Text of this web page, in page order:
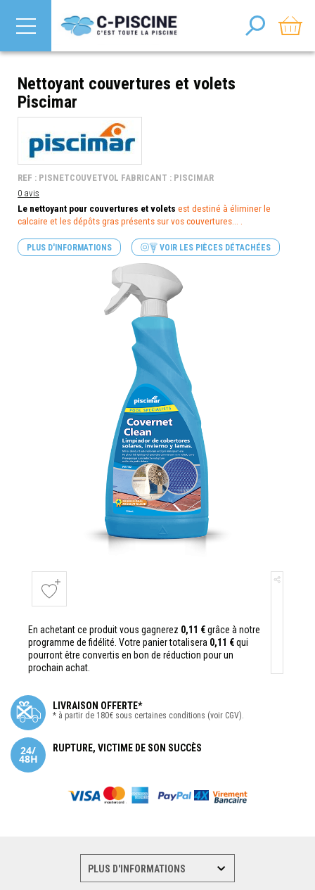
Nettoyant couvertures et volets
Piscimar
0 avis
REF : PISNETCOUVETVOL FABRICANT : PISCIMAR
Le nettoyant pour couvertures et volets est destiné à éliminer le
calcaire et les dépôts gras présents sur vos couvertures... .
PLUS D'INFORMATIONS VOIR LES PIÈCES DÉTACHÉES
En achetant ce produit vous gagnerez 0,11 €grâce à notre
programme de fidélité. Votre panier totalisera 0,11 €qui
pourront être convertis en bon de réduction pour un
prochain achat.
LIVRAISON OFFERTE*
* à partir de 180€ sous certaines conditions (voir CGV).
RUPTURE, VICTIME DE SON SUCCÈS